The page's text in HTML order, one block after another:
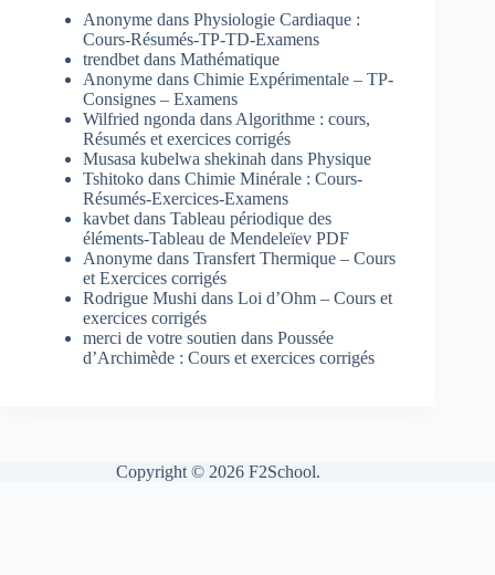
Anonyme dans Physiologie Cardiaque :
Cours-Résumés-TP-TD-Examens
trendbet dans Mathématique
Anonyme dans Chimie Expérimentale – TP-
Consignes – Examens
Wilfried ngonda dans Algorithme : cours,
Résumés et exercices corrigés
Musasa kubelwa shekinah dans Physique
Tshitoko dans Chimie Minérale : Cours-
Résumés-Exercices-Examens
kavbet dans Tableau périodique des
éléments-Tableau de Mendeleïev PDF
Anonyme dans Transfert Thermique – Cours
et Exercices corrigés
Rodrigue Mushi dans Loi d’Ohm – Cours et
exercices corrigés
merci de votre soutien dans Poussée
d’Archimède : Cours et exercices corrigés
Copyright © 2026 F2School.